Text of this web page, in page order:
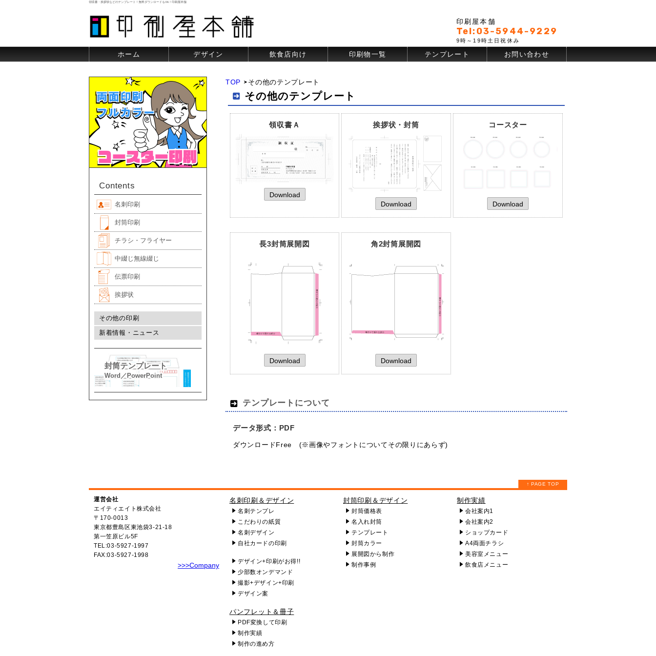
領収書・挨拶状などのテンプレート！無料ダウンロードもOK！印刷屋本舗
印刷屋本舗
Tel:03-5944-9229
9時～19時土日祝休み
ホーム デザイン 飲食店向け 印刷物一覧 テンプレート お問い合わせ
TOP その他のテンプレート
その他のテンプレート
領収書Ａ
Download
挨拶状・封筒
Download
コースター
Download
長3封筒展開図
Download
角2封筒展開図
Download
テンプレートについて
データ形式：PDF
ダウンロードFree (※画像やフォントについてその限りにあらず)
Contents
名刺印刷
封筒印刷
チラシ・フライヤー
中綴じ無線綴じ
伝票印刷
挨拶状
その他の印刷
新着情報・ニュース
封筒テンプレート
Word／PowerPoint
↑ PAGE TOP
運営会社
エイティエイト株式会社
〒170-0013
東京都豊島区東池袋3-21-18
第一笠原ビル5F
TEL:03-5927-1997
FAX:03-5927-1998
>>>Company
名刺印刷＆デザイン
名刺テンプレ
こだわりの紙質
名刺デザイン
自社カードの印刷
デザイン+印刷がお得!!
少部数オンデマンド
撮影+デザイン+印刷
デザイン案
パンフレット＆冊子
PDF変換して印刷
制作実績
制作の進め方
封筒印刷＆デザイン
封筒価格表
名入れ封筒
テンプレート
封筒カラー
展開図から制作
制作事例
制作実績
会社案内1
会社案内2
ショップカード
A4両面チラシ
美容室メニュー
飲食店メニュー